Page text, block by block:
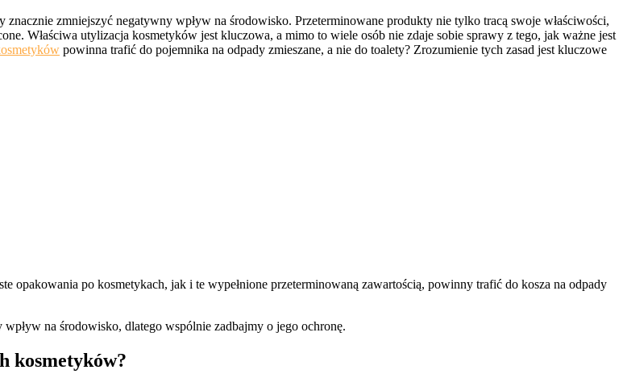
zmniejszyć negatywny wpływ na środowisko. Przeterminowane produkty nie tylko tracą swoje właściwości,
Właściwa utylizacja kosmetyków jest kluczowa, a mimo to wiele osób nie zdaje sobie sprawy z tego, jak ważne jest
powinna trafić do pojemnika na odpady zmieszane, a nie do toalety? Zrozumienie tych zasad jest kluczowe
opakowania po kosmetykach, jak i te wypełnione przeterminowaną zawartością, powinny trafić do kosza na odpady
na środowisko, dlatego wspólnie zadbajmy o jego ochronę.
kosmetyków?